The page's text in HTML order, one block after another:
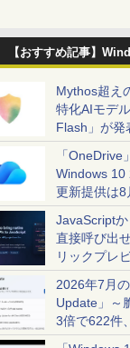
【おすすめ記事】
Mythos超え
特化AIモデ
Flash」が発
「OneDrive
Windows 10
更新提供は8
JavaScript
直接呼び出
リックプレ
2026年7月
Update」～
3倍で622件
幅に更新